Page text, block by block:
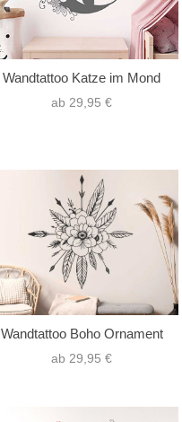
Wandtattoo Katze im Mond
ab 29,95 €
Wandtattoo Boho Ornament
ab 29,95 €